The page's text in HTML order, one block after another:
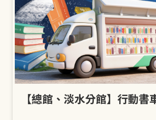
【總館、淡水分館】行動書